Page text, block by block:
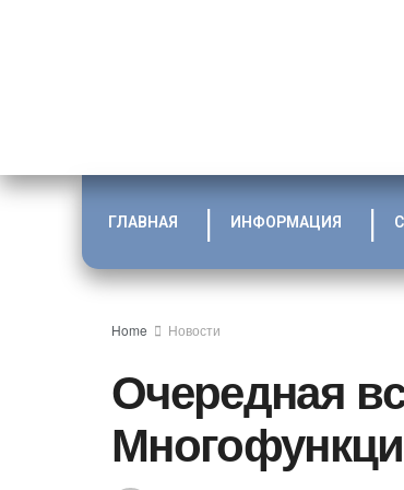
ГЛАВНАЯ ИНФОРМАЦИЯ
Home Новости
Очередная